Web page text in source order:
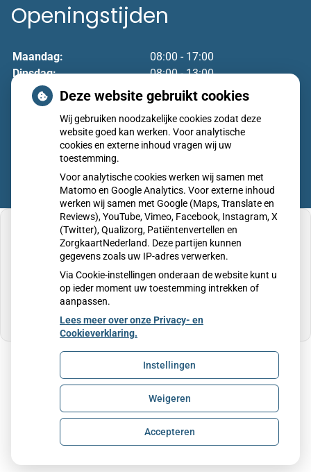
Openingstijden
Maandag:
08:00 - 17:00
Dinsdag:
08:00 - 13:00
Woensdag:
08:00 - 17:00
Donderdag:
08:00 - 17:00
08:00 - 17:00
U heeft geen toestemming gegeven voor
externe inhoud die nodig is om dit te zien.
Cookie-instellingen wijzigen
Uw Zorg Online
Cookie-instellingen
Deze website gebruikt cookies
Wij gebruiken noodzakelijke cookies zodat deze
website goed kan werken. Voor analytische
cookies en externe inhoud vragen wij uw
toestemming.
Voor analytische cookies werken wij samen met
Matomo en Google Analytics. Voor externe inhoud
werken wij samen met Google (Maps, Translate en
Reviews), YouTube, Vimeo, Facebook, Instagram, X
(Twitter), Qualizorg, Patiëntenvertellen en
ZorgkaartNederland. Deze partijen kunnen
gegevens zoals uw IP-adres verwerken.
Via Cookie-instellingen onderaan de website kunt u
op ieder moment uw toestemming intrekken of
aanpassen.
Lees meer over onze Privacy- en
Cookieverklaring.
Instellingen
Weigeren
Accepteren